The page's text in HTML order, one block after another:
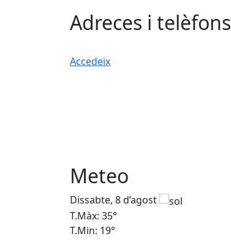
Adreces i telèfons
Accedeix
Meteo
Dissabte, 8 d’agost
T.Màx: 35°
T.Min: 19°